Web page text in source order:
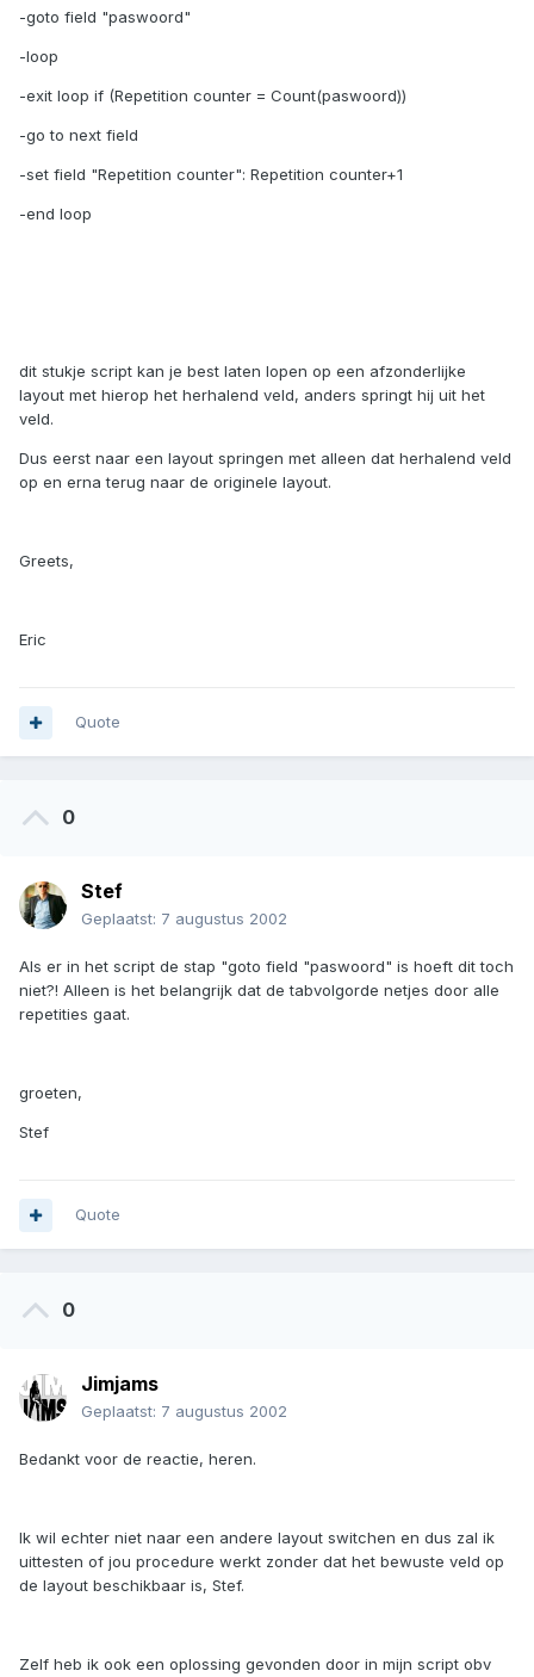
-goto field "paswoord"
-loop
-exit loop if (Repetition counter = Count(paswoord))
-go to next field
-set field "Repetition counter": Repetition counter+1
-end loop
dit stukje script kan je best laten lopen op een afzonderlijke
layout met hierop het herhalend veld, anders springt hij uit het
veld.
Dus eerst naar een layout springen met alleen dat herhalend veld
op en erna terug naar de originele layout.
Greets,
Eric
Quote
0
Stef
Geplaatst: 7 augustus 2002
Als er in het script de stap "goto field "paswoord" is hoeft dit toch
niet?! Alleen is het belangrijk dat de tabvolgorde netjes door alle
repetities gaat.
groeten,
Stef
Quote
0
Jimjams
Geplaatst: 7 augustus 2002
Bedankt voor de reactie, heren.
Ik wil echter niet naar een andere layout switchen en dus zal ik
uittesten of jou procedure werkt zonder dat het bewuste veld op
de layout beschikbaar is, Stef.
Zelf heb ik ook een oplossing gevonden door in mijn script obv